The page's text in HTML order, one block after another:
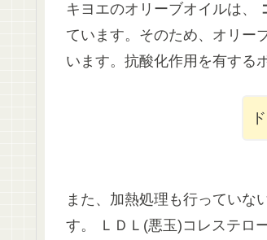
キヨエのオリーブオイルは、
ています。そのため、オリー
います。抗酸化作用を有する
また、加熱処理も行っていな
す。 ＬＤＬ(悪玉)コレステロ